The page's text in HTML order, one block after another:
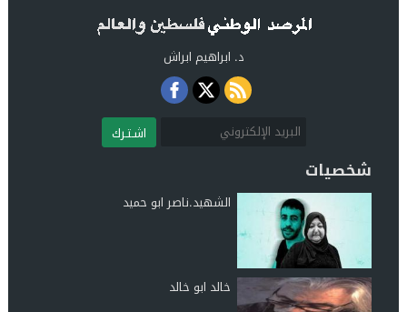
د. ابراهيم ابراش
اشـتـرك
شخصيات
الشهيد.ناصر ابو حميد
خالد ابو خالد